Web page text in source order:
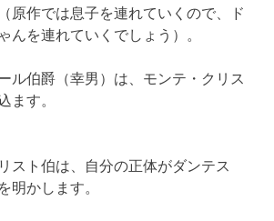
原作では息子を連れていくので、ド
んを連れていくでしょう）。
ル伯爵（幸男）は、モンテ・クリス
ます。
スト伯は、自分の正体がダンテス
明かします。